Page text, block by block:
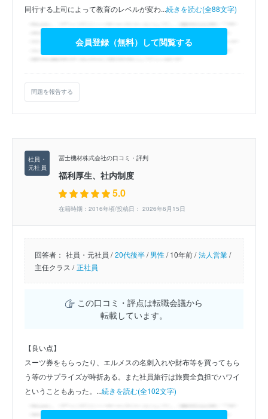
同行する上司によって教育のレベルが変わ...続きを読む(全88文字)
会員登録（無料）して閲覧する
問題を報告する
冨士機材株式会社の口コミ・評判
福利厚生、社内制度
5.0
在籍時期：2016年頃/投稿日： 2026年6月15日
回答者： 社員・元社員 / 20代後半/男性/10年前 / 法人営業/
主任クラス / 正社員
この口コミ・評点は転職会議から
転載しています。
【良い点】
スーツ券をもらったり、エルメスの名刺入れや財布等を買ってもら
う等のサプライズが時折ある。また社員旅行は旅費全負担でハワイ
ということもあった。...続きを読む(全102文字)